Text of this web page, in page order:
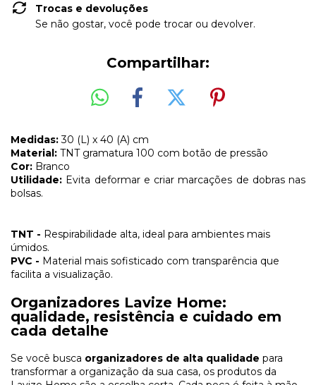
Trocas e devoluções
Se não gostar, você pode trocar ou devolver.
Compartilhar:
Medidas:30 (L) x 40 (A) cm
Material: TNT gramatura 100 com botão de pressão
Cor: Branco
Utilidade: Evita deformar e criar marcações de dobras nas
bolsas.
TNT - Respirabilidade alta, ideal para ambientes mais
úmidos.
PVC - Material mais sofisticado com transparência que
facilita a visualização.
Organizadores Lavize Home:
qualidade, resistência e cuidado em
cada detalhe
Se você busca organizadores de alta qualidade para
transformar a organização da sua casa, os produtos da